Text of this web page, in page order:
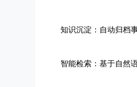
知识沉淀：自动归档事
智能检索：基于自然语